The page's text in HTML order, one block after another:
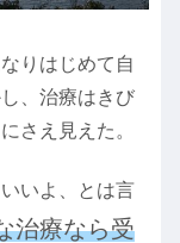
りはじめて自
、治療はきび
さえ見えた。
いよ、とは言
治療なら受